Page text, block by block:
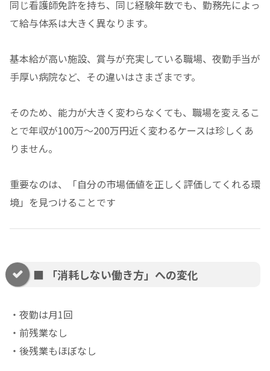
同じ看護師免許を持ち、同じ経験年数でも、勤務先によっ
て給与体系は大きく異なります。
基本給が高い施設、賞与が充実している職場、夜勤手当が
手厚い病院など、その違いはさまざまです。
そのため、能力が大きく変わらなくても、職場を変えるこ
とで年収が100万〜200万円近く変わるケースは珍しくあ
りません。
重要なのは、「自分の市場価値を正しく評価してくれる環
境」を見つけることです
■ 「消耗しない働き方」への変化
・夜勤は月1回
・前残業なし
・後残業もほぼなし